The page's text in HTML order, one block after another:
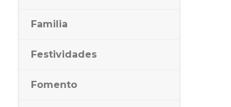
Familia
Festividades
Fomento